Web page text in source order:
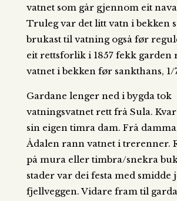
vatnet som går gjennom eit
Truleg var det litt vatn i bekken
brukast til vatning også før
eit rettsforlik i 1857 fekk garden
vatnet i bekken før sankthans, 1/
Gardane lenger ned i bygda tok
vatningsvatnet rett frå Sula.
sin eigen timra dam. Frå
Ådalen rann vatnet i trerenner.
på mura eller timbra/snekra
stader var dei festa med smidde
fjellveggen. Vidare fram til